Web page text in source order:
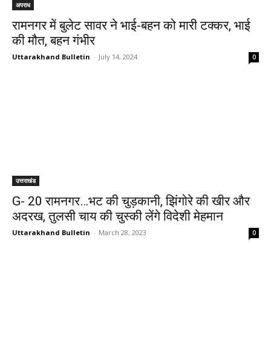
अपराध
रामनगर में बुलेट सावर ने भाई-बहन को मारी टक्कर, भाई
की मौत, बहन गंभीर
Uttarakhand Bulletin - July 14, 2024 0
उत्तराखंड
G- 20 रामनगर…भट की चुड़कानी, झिंगोरे की खीर और
अदरख, तुलसी चाय की चुस्की लेंगे विदेशी मेहमान
Uttarakhand Bulletin - March 28, 2023 0